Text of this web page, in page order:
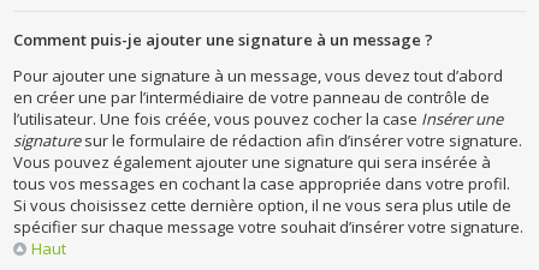
Comment puis-je ajouter une signature à un message ?
Pour ajouter une signature à un message, vous devez tout d’abord
en créer une par l’intermédiaire de votre panneau de contrôle de
l’utilisateur. Une fois créée, vous pouvez cocher la case Insérer une
signaturesur le formulaire de rédaction afin d’insérer votre signature.
Vous pouvez également ajouter une signature qui sera insérée à
tous vos messages en cochant la case appropriée dans votre profil.
Si vous choisissez cette dernière option, il ne vous sera plus utile de
spécifier sur chaque message votre souhait d’insérer votre signature.
Haut